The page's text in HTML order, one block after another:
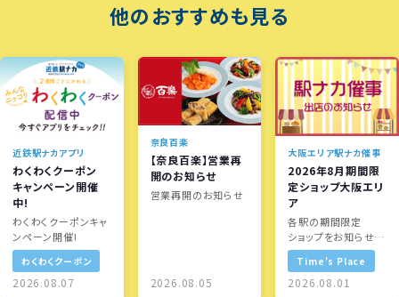
他のおすすめも見る
近鉄駅ナカアプリ
わくわくクーポン
キャンペーン開催
中!
わくわくクーポンキャ
ンペーン開催!
わくわくクーポン
2026.08.07
奈良百楽
【奈良百楽】営業再
開のお知らせ
営業再開のお知らせ
2026.08.05
大阪エリア駅ナカ催事
2026年8月期間限
定ショップ大阪エリ
ア
各駅の期間限定
ショップをお知らせし
ます！
Time's Place
2026.08.01